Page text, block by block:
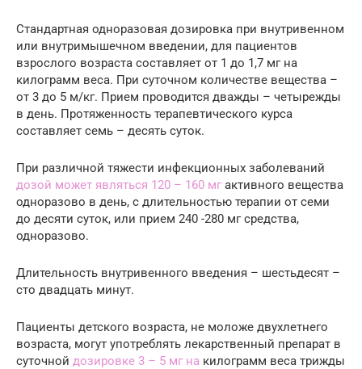
Стандартная одноразовая дозировка при внутривенном
или внутримышечном введении, для пациентов
взрослого возраста составляет от 1 до 1,7 мг на
килограмм веса. При суточном количестве вещества –
от 3 до 5 м/кг. Прием проводится дважды – четырежды
в день. Протяженность терапевтического курса
составляет семь – десять суток.
При различной тяжести инфекционных заболеваний
дозой может являться 120 – 160 мг активного вещества
одноразово в день, с длительностью терапии от семи
до десяти суток, или прием 240 -280 мг средства,
одноразово.
Длительность внутривенного введения – шестьдесят –
сто двадцать минут.
Пациенты детского возраста, не моложе двухлетнего
возраста, могут употреблять лекарственный препарат в
суточной дозировке 3 – 5 мг на килограмм веса трижды